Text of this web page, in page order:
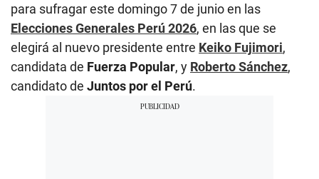
para sufragar este domingo 7 de junio en las
Elecciones Generales Perú 2026, en las que se
elegirá al nuevo presidente entre Keiko Fujimori,
candidata de Fuerza Popular, y Roberto Sánchez,
candidato de Juntos por el Perú.